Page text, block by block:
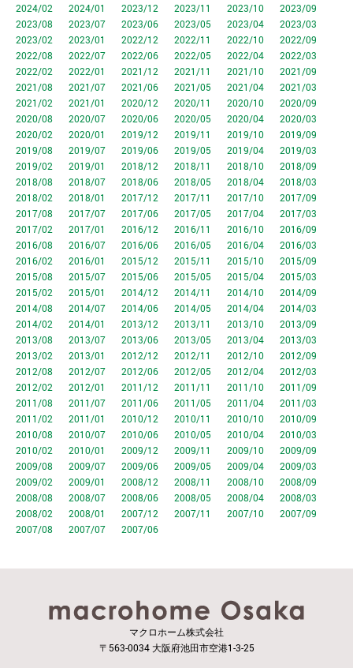
2024/02
2024/01 2023/12 2023/11 2023/10
2023/09
2023/08
2023/07 2023/06 2023/05 2023/04
2023/03
2023/02
2023/01 2022/12 2022/11 2022/10
2022/09
2022/08
2022/07 2022/06 2022/05 2022/04
2022/03
2022/02
2022/01 2021/12 2021/11 2021/10
2021/09
2021/08
2021/07 2021/06 2021/05 2021/04
2021/03
2021/02
2021/01 2020/12 2020/11 2020/10
2020/09
2020/08
2020/07 2020/06 2020/05 2020/04
2020/03
2020/02
2020/01 2019/12 2019/11 2019/10
2019/09
2019/08
2019/07 2019/06 2019/05 2019/04
2019/03
2019/02
2019/01 2018/12 2018/11 2018/10
2018/09
2018/08
2018/07 2018/06 2018/05 2018/04
2018/03
2018/02
2018/01 2017/12 2017/11 2017/10
2017/09
2017/08
2017/07 2017/06 2017/05 2017/04
2017/03
2017/02
2017/01 2016/12 2016/11 2016/10
2016/09
2016/08
2016/07 2016/06 2016/05 2016/04
2016/03
2016/02
2016/01 2015/12 2015/11 2015/10
2015/09
2015/08
2015/07 2015/06 2015/05 2015/04
2015/03
2015/02
2015/01 2014/12 2014/11 2014/10
2014/09
2014/08
2014/07 2014/06 2014/05 2014/04
2014/03
2014/02
2014/01 2013/12 2013/11 2013/10
2013/09
2013/08
2013/07 2013/06 2013/05 2013/04
2013/03
2013/02
2013/01 2012/12 2012/11 2012/10
2012/09
2012/08
2012/07 2012/06 2012/05 2012/04
2012/03
2012/02
2012/01 2011/12 2011/11 2011/10
2011/09
2011/08
2011/07 2011/06 2011/05 2011/04
2011/03
2011/02
2011/01 2010/12 2010/11 2010/10
2010/09
2010/08
2010/07 2010/06 2010/05 2010/04
2010/03
2010/02
2010/01 2009/12 2009/11 2009/10
2009/09
2009/08
2009/07 2009/06 2009/05 2009/04
2009/03
2009/02
2009/01 2008/12 2008/11 2008/10
2008/09
2008/08
2008/07 2008/06 2008/05 2008/04
2008/03
2008/02
2008/01 2007/12 2007/11 2007/10
2007/09
2007/08
2007/07 2007/06
マクロホーム株式会社
〒563-0034 大阪府池田市空港1-3-25